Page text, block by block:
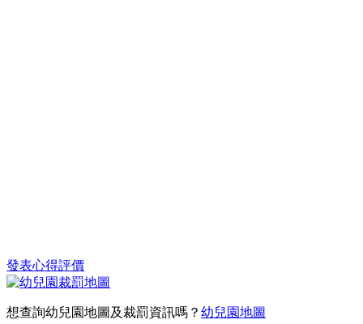
發表心得評價
想查詢幼兒園地圖及裁罰資訊嗎？ 幼兒園地圖